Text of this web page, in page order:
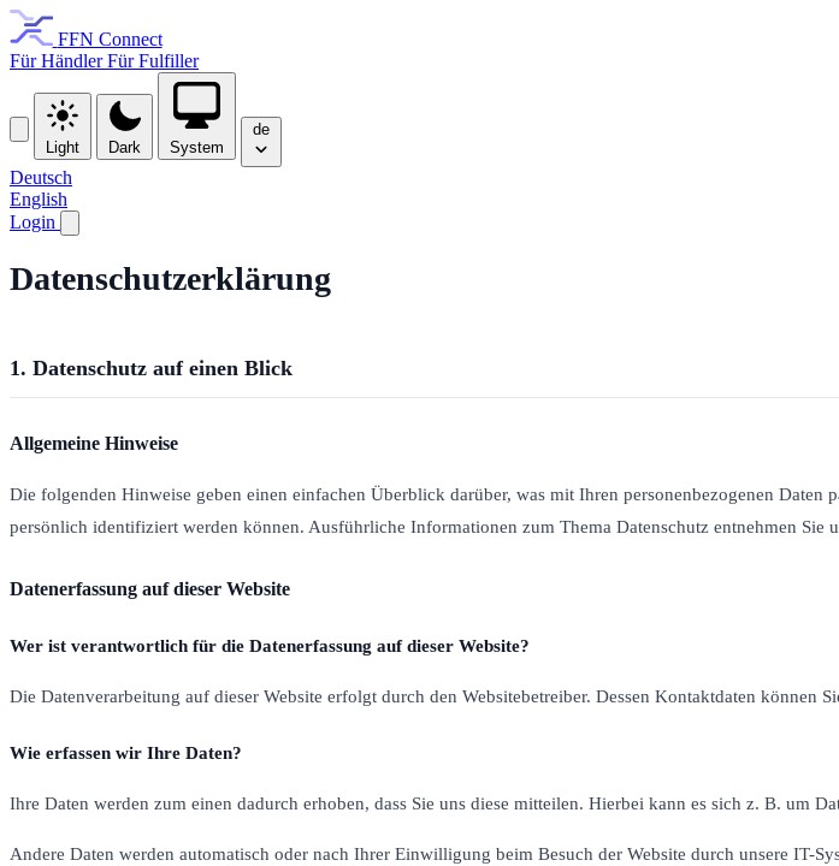
FFN Connect
Für HändlerFür Fulfiller
Light Dark System
de
Deutsch
English
Login
Datenschutz­erklärung
1. Datenschutz auf einen Blick
Allgemeine Hinweise
Die folgenden Hinweise geben einen einfachen Überblick darüber, was mit Ihren personenbezogenen Daten
persönlich identifiziert werden können. Ausführliche Informationen zum Thema Datenschutz entnehmen Sie
Datenerfassung auf dieser Website
Wer ist verantwortlich für die Datenerfassung auf dieser Website?
Die Datenverarbeitung auf dieser Website erfolgt durch den Websitebetreiber. Dessen Kontaktdaten
Wie erfassen wir Ihre Daten?
Ihre Daten werden zum einen dadurch erhoben, dass Sie uns diese mitteilen. Hierbei kann es sich z. B. um
Andere Daten werden automatisch oder nach Ihrer Einwilligung beim Besuch der Website durch unsere IT-